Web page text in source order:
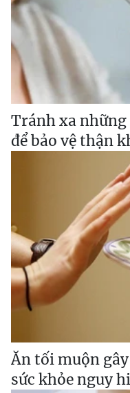
Tránh xa
để bảo vệ thận
Ăn tối muộn
sức khỏe nguy